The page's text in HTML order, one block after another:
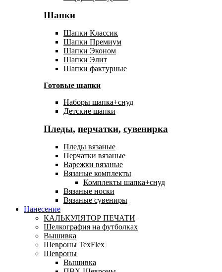
Шапки
Шапки Классик
Шапки Премиум
Шапки Эконом
Шапки Элит
Шапки фактурные
Готовые шапки
Наборы шапка+снуд
Детские шапки
Пледы, перчатки, сувенирка
Пледы вязаные
Перчатки вязаные
Варежки вязаные
Вязаные комплекты
Комплекты шапка+снуд
Вязаные носки
Вязаные сувениры
Нанесение
КАЛЬКУЛЯТОР ПЕЧАТИ
Шелкография на футболках
Вышивка
Шевроны TexFlex
Шевроны
Вышивка